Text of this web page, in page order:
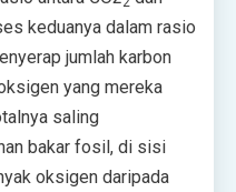
keduanya dalam rasio
jumlah karbon
yang mereka
saling
bakar fosil, di sisi
oksigen daripada